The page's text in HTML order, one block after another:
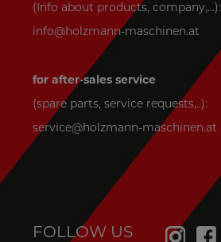
(Info about products, company,...):
info@holzmann-maschinen.at
for after-sales service
(spare parts, service requests,..):
service@holzmann-maschinen.at
FOLLOW US